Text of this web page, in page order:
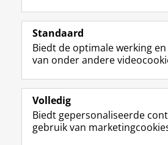
Volg de RUG
F
a
e
b
o
p
a
L
i
k
e
I
-
p
Studiekiezers
Alumni
Over ons
Standaard
Biedt de optimale werking
van onder andere
Volledig
Biedt gepersonaliseerde
gebruik van